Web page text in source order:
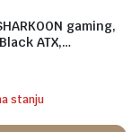
gaming,
ATX,…
stanju